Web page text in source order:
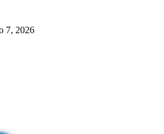
7, 2026